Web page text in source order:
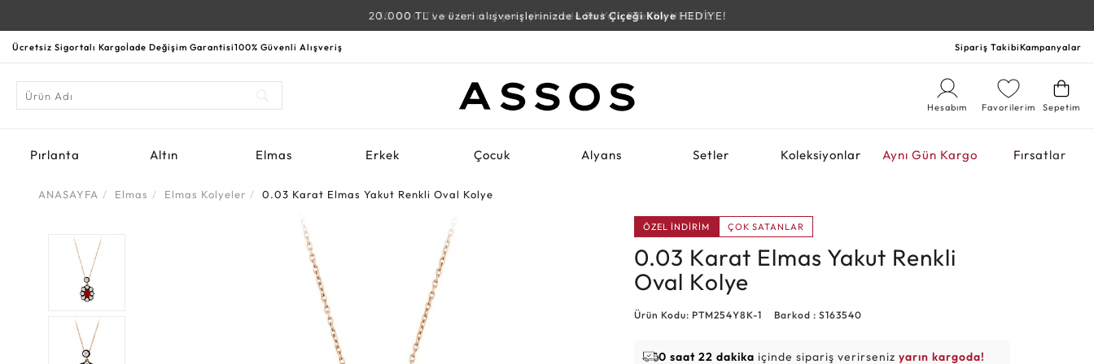
30.000 TL ve üzeri alışverişlerinizdeSu Yolu BileklikHEDİYE!
Ücretsiz Sigortalı Kargoİade Değişim Garantisi100% Güvenli Alışveriş Sipariş TakibiKampanyalar
Sepetim
Favorilerim
Hesabım
Pırlanta Altın Elmas Erkek Çocuk Alyans Setler Koleksiyonlar Aynı Gün Kargo Fırsatlar
ANASAYFA Elmas Elmas Kolyeler 0.03 Karat Elmas Yakut Renkli Oval Kolye
ÖZEL İNDİRİM ÇOK SATANLAR
0.03 Karat Elmas Yakut Renkli
Oval Kolye
Ürün Kodu: PTM254Y8K-1 Barkod : S163540
0 saat 22 dakika içinde sipariş verirsenizyarın kargoda!